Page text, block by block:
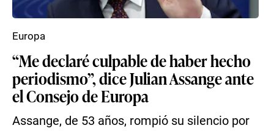
“Me declaré culpable de haber hecho
periodismo”, dice Julian Assange ante
el Consejo de Europa
Assange, de 53 años, rompió su silencio por
Europa